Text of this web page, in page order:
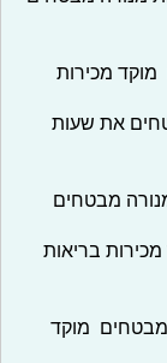
מכירות
את שעות
מבטחים
בריאות
מוקד